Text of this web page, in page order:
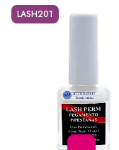
LASH201